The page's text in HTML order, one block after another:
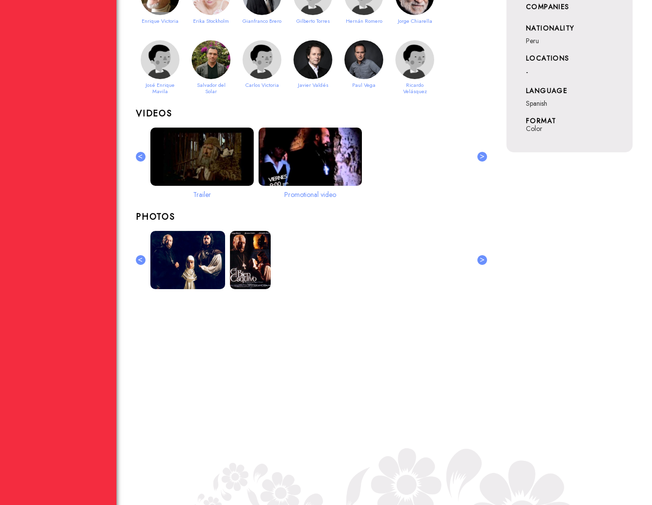
Enrique Victoria Erika Stockholm Gianfranco Brero Gilberto Torres Hernán Romero Jorge Chiarella
José Enrique
Mavila
Salvador del
Solar
Carlos Victoria Javier Valdés Paul Vega
Ricardo
Velásquez
VIDEOS
<
Trailer Promotional video
>
PHOTOS
< >
COMPANIES
NATIONALITY
Peru
LOCATIONS
-
LANGUAGE
Spanish
FORMAT
Color